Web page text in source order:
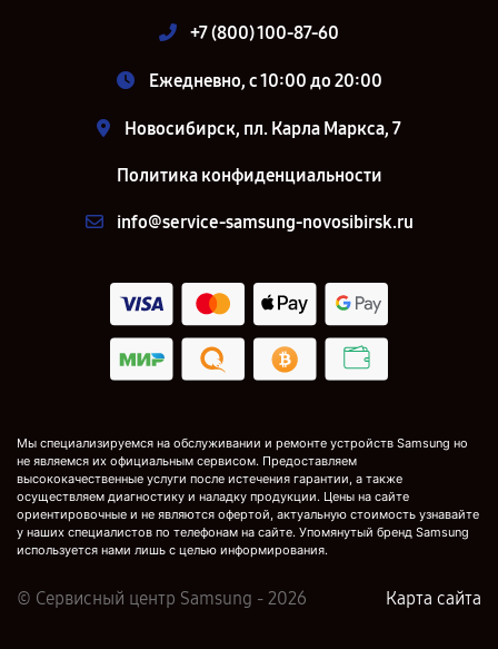
+7 (800) 100-87-60
Ежедневно, с 10:00 до 20:00
Новосибирск, пл. Карла Маркса, 7
Политика конфиденциальности
info@service-samsung-novosibirsk.ru
Мы специализируемся на обслуживании и ремонте устройств Samsung но
не являемся их официальным сервисом. Предоставляем
высококачественные услуги после истечения гарантии, а также
осуществляем диагностику и наладку продукции. Цены на сайте
ориентировочные и не являются офертой, актуальную стоимость узнавайте
у наших специалистов по телефонам на сайте. Упомянутый бренд Samsung
используется нами лишь с целью информирования.
© Сервисный центр Samsung - 2026 Карта сайта